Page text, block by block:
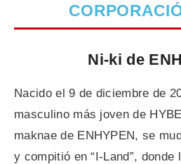
Ni-ki de
Nacido el 9 de diciembre de
masculino más joven de
maknae de ENHYPEN, se
y compitió en “I-Land”,